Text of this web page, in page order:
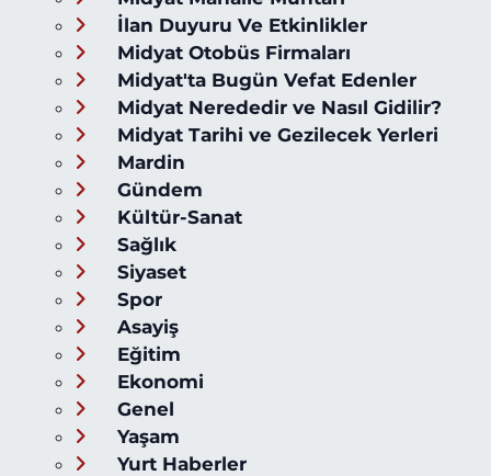
İlan Duyuru Ve Etkinlikler
Midyat Otobüs Firmaları
Midyat'ta Bugün Vefat Edenler
Midyat Nerededir ve Nasıl Gidilir?
Midyat Tarihi ve Gezilecek Yerleri
Mardin
Gündem
Kültür-Sanat
Sağlık
Siyaset
Spor
Asayiş
Eğitim
Ekonomi
Genel
Yaşam
Yurt Haberler